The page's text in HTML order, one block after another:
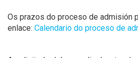
Os prazos do proceso de admisión
enlace: Calendario do proceso de